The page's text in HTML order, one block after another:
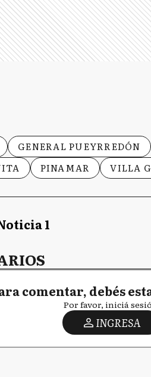
GENERAL PUEYRREDÓN
PINAMAR VILLA
1
comentar, debés
Por favor, iniciá
INGRESA